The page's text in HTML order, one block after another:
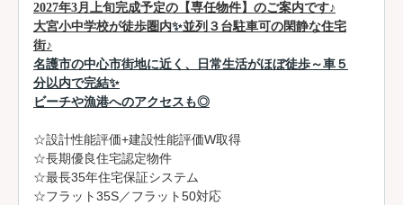
2027年3月上旬完成予定の【専任物件】のご案内です♪
大宮小中学校が徒歩圏内✨並列３台駐車可の閑静な住宅
街♪
名護市の中心市街地に近く、日常生活がほぼ徒歩～車５
分以内で完結✨
ビーチや漁港へのアクセスも◎
☆設計性能評価+建設性能評価W取得
☆長期優良住宅認定物件
☆最長35年住宅保証システム
☆フラット35S／フラット50対応